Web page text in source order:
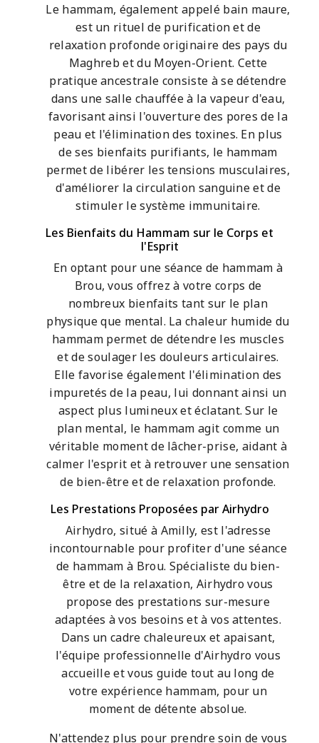
Le hammam, également appelé bain maure,
est un rituel de purification et de
relaxation profonde originaire des pays du
Maghreb et du Moyen-Orient. Cette
pratique ancestrale consiste à se détendre
dans une salle chauffée à la vapeur d'eau,
favorisant ainsi l'ouverture des pores de la
peau et l'élimination des toxines. En plus
de ses bienfaits purifiants, le hammam
permet de libérer les tensions musculaires,
d'améliorer la circulation sanguine et de
stimuler le système immunitaire.
Les Bienfaits du Hammam sur le Corps et
l'Esprit
En optant pour une séance de hammam à
Brou, vous offrez à votre corps de
nombreux bienfaits tant sur le plan
physique que mental. La chaleur humide du
hammam permet de détendre les muscles
et de soulager les douleurs articulaires.
Elle favorise également l'élimination des
impuretés de la peau, lui donnant ainsi un
aspect plus lumineux et éclatant. Sur le
plan mental, le hammam agit comme un
véritable moment de lâcher-prise, aidant à
calmer l'esprit et à retrouver une sensation
de bien-être et de relaxation profonde.
Les Prestations Proposées par Airhydro
Airhydro, situé à Amilly, est l'adresse
incontournable pour profiter d'une séance
de hammam à Brou. Spécialiste du bien-
être et de la relaxation, Airhydro vous
propose des prestations sur-mesure
adaptées à vos besoins et à vos attentes.
Dans un cadre chaleureux et apaisant,
l'équipe professionnelle d'Airhydro vous
accueille et vous guide tout au long de
votre expérience hammam, pour un
moment de détente absolue.
N'attendez plus pour prendre soin de vous